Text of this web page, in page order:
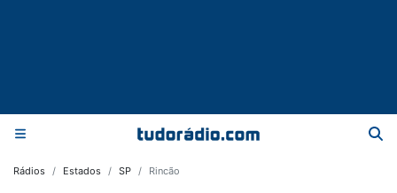
Rádios Estados SP Rincão